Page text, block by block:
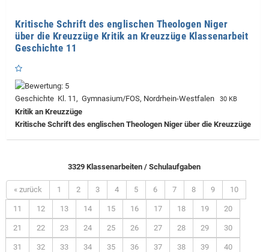
Kritische Schrift des englischen Theologen Niger
über die Kreuzzüge Kritik an Kreuzzüge Klassenarbeit
Geschichte 11
Geschichte Kl. 11, Gymnasium/FOS, Nordrhein-Westfalen 30 KB
Kritik an Kreuzzüge
Kritische Schrift des englischen Theologen Niger über die Kreuzzüge
3329 Klassenarbeiten / Schulaufgaben
« zurück 1 2 3 4 5 6 7 8 9 10
11 12 13 14 15 16 17 18 19 20
21 22 23 24 25 26 27 28 29 30
31 32 33 34 35 36 37 38 39 40